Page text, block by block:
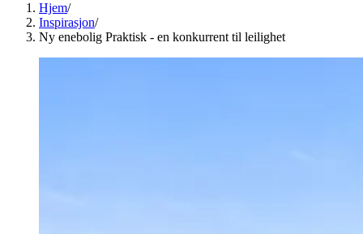
Hjem/
Inspirasjon/
Ny enebolig Praktisk - en konkurrent til leilighet